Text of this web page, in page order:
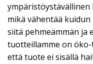
mikä vähentää
siitä pehmeämmän ja
tuotteillamme on
että tuote ei sisällä